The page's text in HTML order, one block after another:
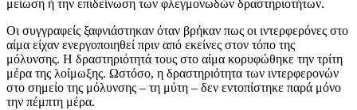
μείωση ή την επιδείνωση των φλεγμονωδών δραστηριοτήτων.
Οι συγγραφείς ξαφνιάστηκαν όταν βρήκαν πως οι ιντερφερόνες στο
αίμα είχαν ενεργοποιηθεί πριν από εκείνες στον τόπο της
μόλυνσης. Η δραστηριότητά τους στο αίμα κορυφώθηκε την τρίτη
μέρα της λοίμωξης. Ωστόσο, η δραστηριότητα των ιντερφερονών
στο σημείο της μόλυνσης – τη μύτη – δεν εντοπίστηκε παρά μόνο
την πέμπτη μέρα.